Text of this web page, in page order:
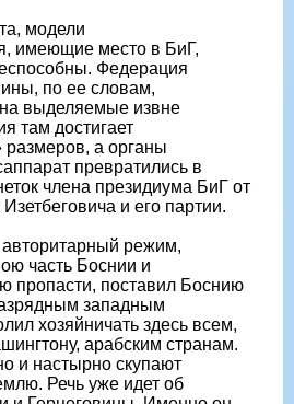
модели
имеющие место в БиГ,
Федерация
по ее словам,
выделяемые извне
там достигает
а органы
превратились в
члена президиума БиГ от
и его партии.
авторитарный режим,
часть Боснии и
пропасти, поставил Боснию
западным
хозяйничать здесь всем,
арабским странам.
и настырно скупают
Речь уже идет об